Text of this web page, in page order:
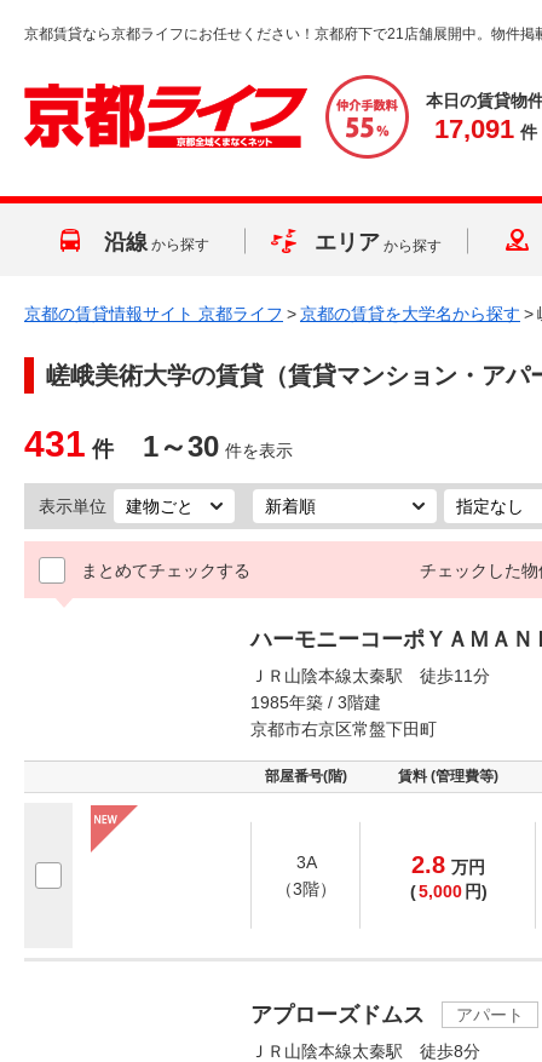
京都賃貸なら京都ライフにお任せください！京都府下で21店舗展開中。物件掲
本日の賃貸物
17,091 件
沿線 から探す エリア から探す
京都の賃貸情報サイト 京都ライフ >京都の賃貸を大学名から探す >
嵯峨美術大学の賃貸（賃貸マンション・アパ
431 件 1～30 件を表示
表示単位
まとめてチェックする チェックした物
ハーモニーコーポＹＡＭＡＮ
ＪＲ山陰本線太秦駅 徒歩11分
1985年築 / 3階建
京都市右京区常盤下田町
部屋番号(階) 賃料 (管理費等)
3A
（3階）
2.8 万円
(5,000 円)
アプローズドムス
アパート
ＪＲ山陰本線太秦駅 徒歩8分